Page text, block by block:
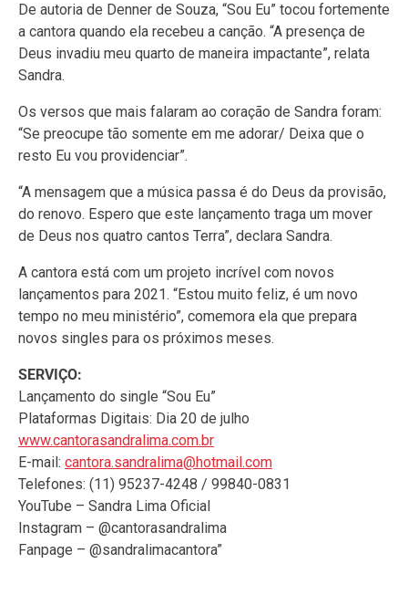
De autoria de Denner de Souza, “Sou Eu” tocou fortemente
a cantora quando ela recebeu a canção. “A presença de
Deus invadiu meu quarto de maneira impactante”, relata
Sandra.
Os versos que mais falaram ao coração de Sandra foram:
“Se preocupe tão somente em me adorar/ Deixa que o
resto Eu vou providenciar”.
“A mensagem que a música passa é do Deus da provisão,
do renovo. Espero que este lançamento traga um mover
de Deus nos quatro cantos Terra”, declara Sandra.
A cantora está com um projeto incrível com novos
lançamentos para 2021. “Estou muito feliz, é um novo
tempo no meu ministério”, comemora ela que prepara
novos singles para os próximos meses.
SERVIÇO:
Lançamento do single “Sou Eu”
Plataformas Digitais: Dia 20 de julho
www.cantorasandralima.com.br
E-mail: cantora.sandralima@hotmail.com
Telefones: (11) 95237-4248 / 99840-0831
YouTube – Sandra Lima Oficial
Instagram – @cantorasandralima
Fanpage – @sandralimacantora”